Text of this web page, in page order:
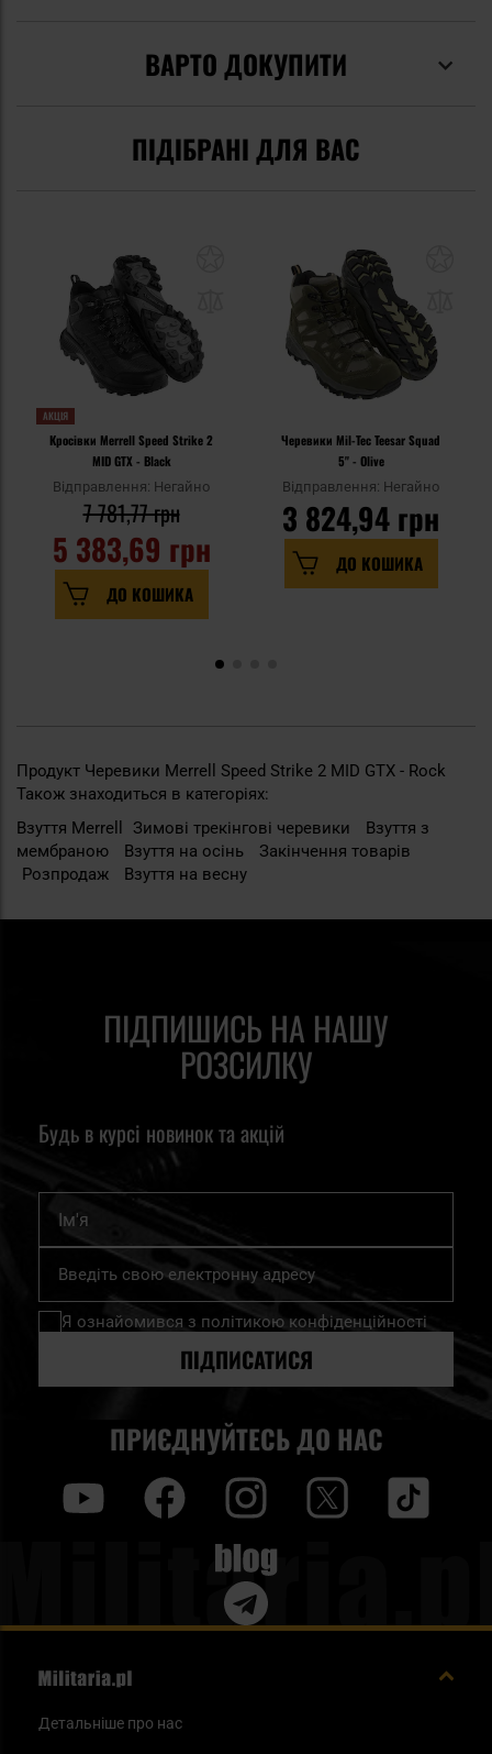
ВАРТО ДОКУПИТИ
ПІДІБРАНІ ДЛЯ ВАС
АКЦІЯ
Кросівки Merrell Speed Strike 2
MID GTX - Black
Відправлення: Негайно
5 383,69 грн
7 781,77 грн
ДО КОШИКА
Черевики Mil-Tec Teesar Squad
5" - Olive
Відправлення: Негайно
3 824,94 грн
ДО КОШИКА
Продукт Черевики Merrell Speed Strike 2 MID GTX - Rock
Також знаходиться в категоріях:
Взуття Merrell
Зимові трекінгові черевики
Взуття з
мембраною
Взуття на осінь
Закінчення товарів
Розпродаж
Взуття на весну
ПІДПИШИСЬ НА НАШУ
РОЗСИЛКУ
Будь в курсі новинок та акцій
Підпишіться
нашу
розсилку
Я ознайомився з політикою конфіденційності
ПІДПИСАТИСЯ
ПРИЄДНУЙТЕСЬ ДО НАС
Blog
Детальніше про нас